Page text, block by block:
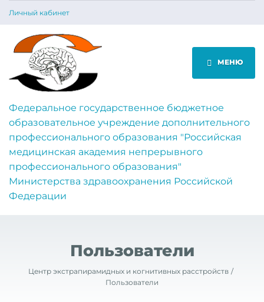
Личный кабинет
МЕНЮ
Федеральное государственное бюджетное
образовательное учреждение дополнительного
профессионального образования "Российская
медицинская академия непрерывного
профессионального образования"
Министерства здравоохранения Российской
Федерации
Пользователи
Центр экстрапирамидных и когнитивных расстройств
Пользователи